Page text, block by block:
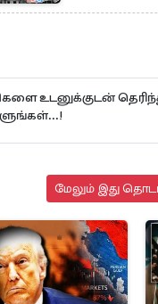
உடனுக்குடன்
மேலும் இது